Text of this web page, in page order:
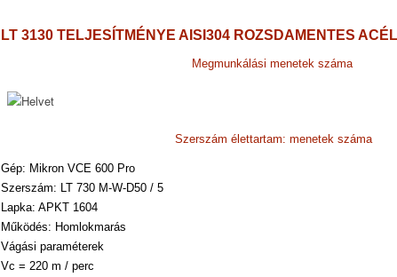
LT 3130 TELJESÍTMÉNYE AISI304 ROZSDAMENTES
Megmunkálási menetek száma
Szerszám élettartam: menetek száma
Gép: Mikron VCE 600 Pro
Szerszám: LT 730 M-W-D50 / 5
Lapka: APKT 1604
Működés: Homlokmarás
Vágási paraméterek
Vc = 220 m / perc